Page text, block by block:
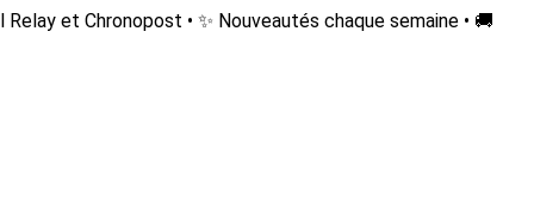
et Chronopost • ✨ Nouveautés chaque semaine • 🚚